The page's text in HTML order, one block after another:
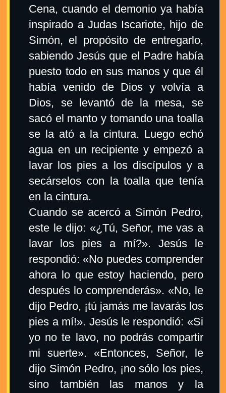
Cena, cuando el demonio ya había
inspirado a Judas Iscariote, hijo de
Simón, el propósito de entregarlo,
sabiendo Jesús que el Padre había
puesto todo en sus manos y que él
había venido de Dios y volvía a
Dios, se levantó de la mesa, se
sacó el manto y tomando una toalla
se la ató a la cintura. Luego echó
agua en un recipiente y empezó a
lavar los pies a los discípulos y a
secárselos con la toalla que tenía
en la cintura.
Cuando se acercó a Simón Pedro,
este le dijo: «¿Tú, Señor, me vas a
lavar los pies a mí?». Jesús le
respondió: «No puedes comprender
ahora lo que estoy haciendo, pero
después lo comprenderás». «No, le
dijo Pedro, ¡tú jamás me lavarás los
pies a mí!». Jesús le respondió: «Si
yo no te lavo, no podrás compartir
mi suerte». «Entonces, Señor, le
dijo Simón Pedro, ¡no sólo los pies,
sino también las manos y la